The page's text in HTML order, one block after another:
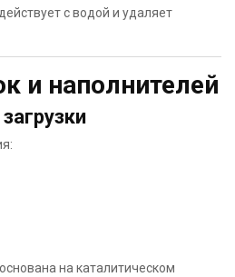
с водой и удаляет
и наполнителей
на каталитическом